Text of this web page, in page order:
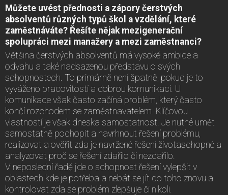
Můžete uvést přednosti a zápory čerstvých
absolventů různých typů škol a vzdělání, které
zaměstnáváte? Řešíte nějak mezigenerační
spolupráci mezi manažery a mezi zaměstnanci?
Většina čerstvých absolventů má vysoké ambice a
odvahu a také nadsazenou představu o svých
schopnostech. To primárně není špatně, pokud je to
vyváženo pracovitostí a dobrou komunikací. U
komunikace však často začíná problém, který často
končí rozchodem se zaměstnavatelem. Klíčovou
vlastností je však dneska samostatnost. Je nutné umět
samostatně pochopit a navrhnout řešení problému,
realizovat a ověřit zda je navržené řešení životaschopné a
analyzovat proč se řešení zdařilo či nezdařilo.
V neposlední řadě jde o schopnost řešení vylepšit v
oblastech kde je potřeba a nebát se jít do toho znovu a
kontrolovat zda se problém zlepšuje či nikoli.